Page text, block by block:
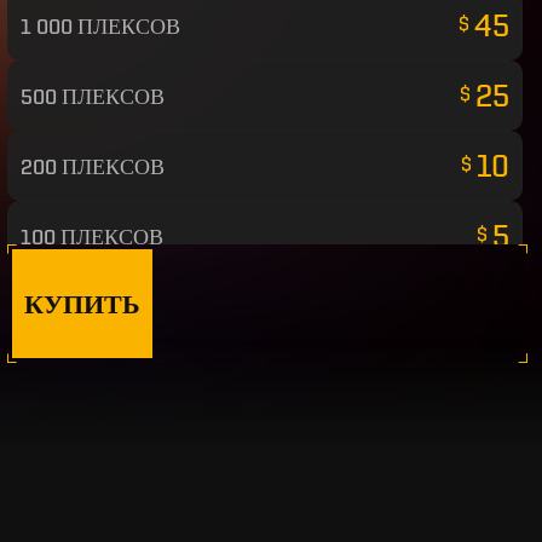
1 000 ПЛЕКСОВ $ 45
500 ПЛЕКСОВ $ 25
200 ПЛЕКСОВ $ 10
100 ПЛЕКСОВ $ 5
КУПИТЬ